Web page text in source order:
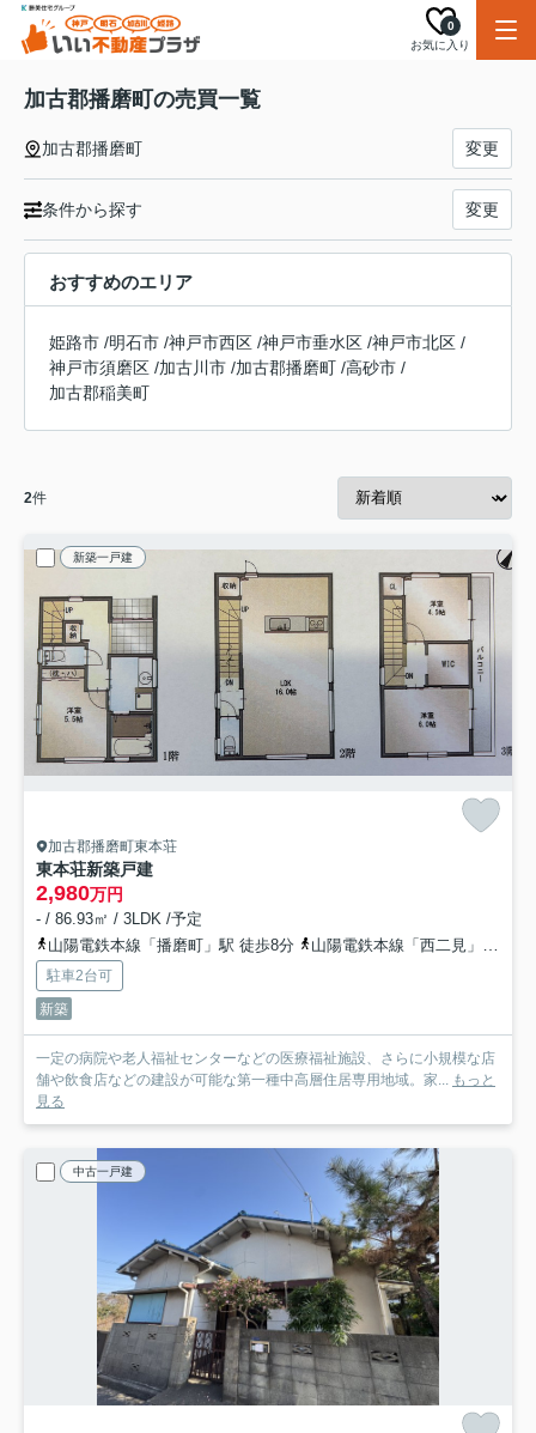
お気に入り
0
加古郡播磨町の売買一覧
加古郡播磨町 変更
条件から探す 変更
おすすめのエリア
姫路市 /明石市 /神戸市西区 /神戸市垂水区 /神戸市北区 /
神戸市須磨区 /加古川市 /加古郡播磨町 /高砂市 /
加古郡稲美町
2件
新築一戸建
加古郡播磨町東本荘
東本荘新築戸建
2,980万円
- / 86.93㎡ / 3LDK /予定
山陽電鉄本線「播磨町」駅 徒歩8分
山陽電鉄本線「西二見」駅 徒歩19分
駐車2台可
新築
一定の病院や老人福祉センターなどの医療福祉施設、さらに小規模な店
舗や飲食店などの建設が可能な第一種中高層住居専用地域。家... もっと
見る
中古一戸建